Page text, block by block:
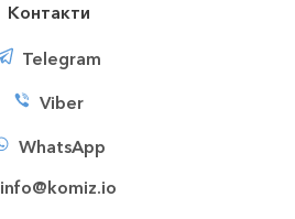
Контакти
Telegram
Viber
WhatsApp
info@komiz.io